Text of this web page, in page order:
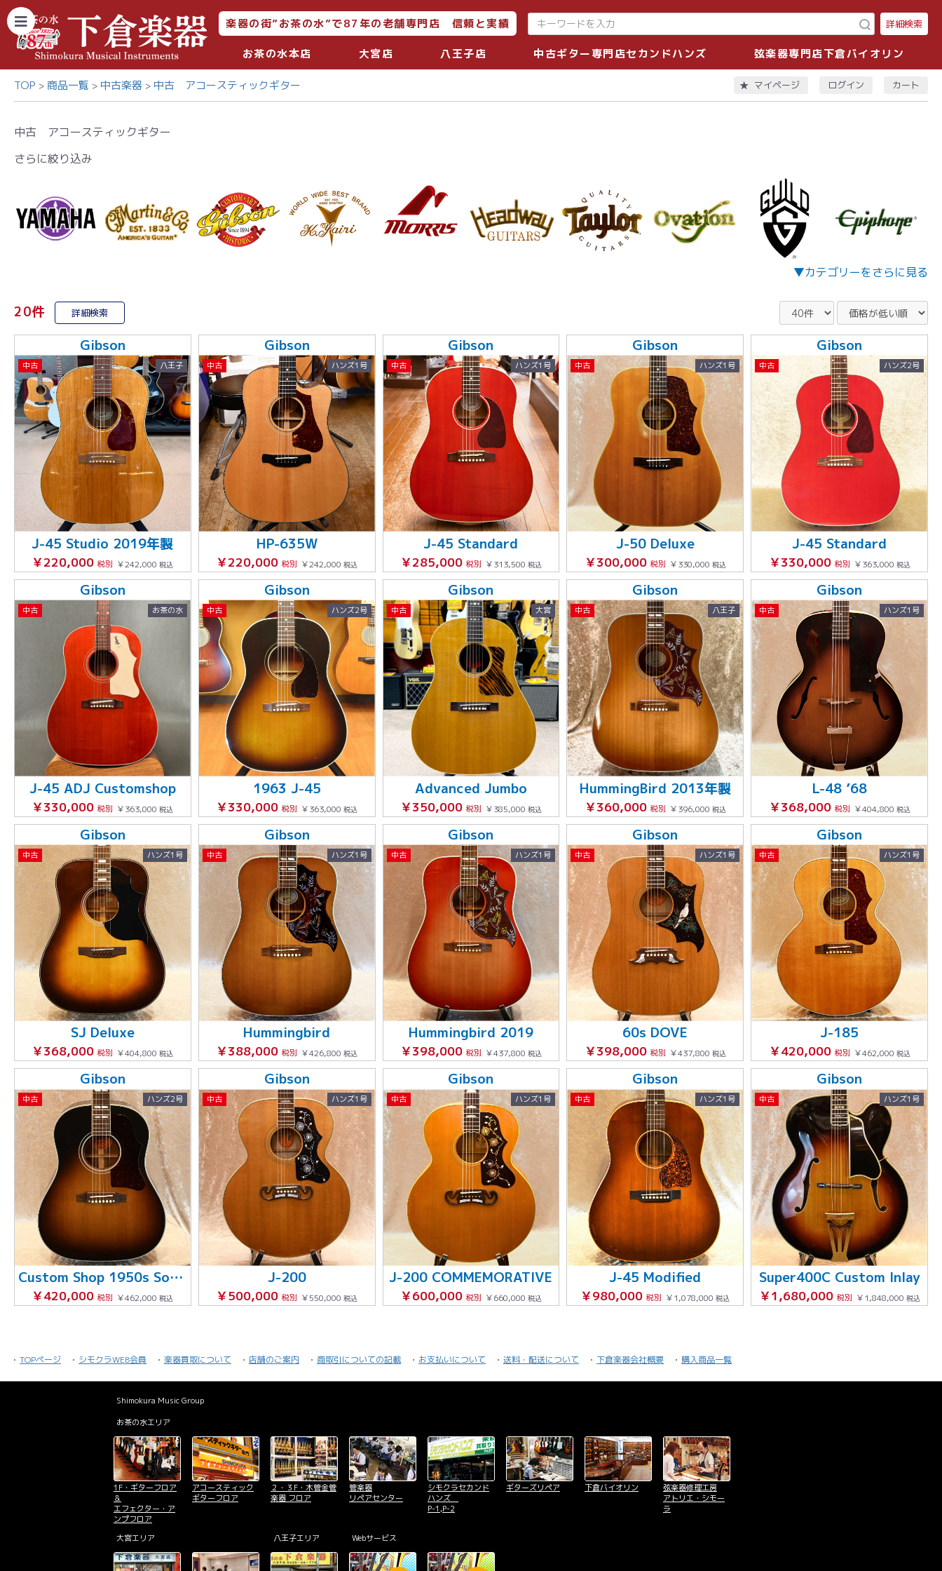
楽器の街”お茶の水”で87年の老舗専門店 信頼と実績 詳細検索
お茶の水本店 大宮店 八王子店 中古ギター専門店セカンドハンズ 弦楽器専門店下倉バイオリン
TOP 商品一覧 中古楽器 中古 アコースティックギター マイページ ログイン カート
中古 アコースティックギター
さらに絞り込み
その他
ピックギター １２弦ギター
▼カテゴリーをさらに見る
20件 詳細検索
Gibson
中古 八王子
J-45 Studio 2019年製
￥220,000税別 ￥242,000税込
Gibson
中古 ハンズ1号
HP-635W
￥220,000税別 ￥242,000税込
Gibson
中古 ハンズ1号
J-45 Standard
￥285,000 税別 ￥313,500 税込
Gibson
中古 ハンズ1号
J-50 Deluxe
￥300,000 税別 ￥330,000 税込
Gibson
中古 ハンズ2号
J-45 Standard
￥330,000 税別 ￥363,000 税込
Gibson
中古 お茶の水
J-45 ADJ Customshop
￥330,000税別 ￥363,000税込
Gibson
中古 ハンズ2号
1963 J-45
￥330,000税別 ￥363,000税込
Gibson
中古 大宮
Advanced Jumbo
￥350,000 税別 ￥385,000 税込
Gibson
中古 八王子
HummingBird 2013年製
￥360,000 税別 ￥396,000 税込
Gibson
中古 ハンズ1号
L-48 ’68
￥368,000 税別 ￥404,800 税込
Gibson
中古 ハンズ1号
SJ Deluxe
￥368,000税別 ￥404,800税込
Gibson
中古 ハンズ1号
Hummingbird
￥388,000税別 ￥426,800税込
Gibson
中古 ハンズ1号
Hummingbird 2019
￥398,000 税別 ￥437,800 税込
Gibson
中古 ハンズ1号
60s DOVE
￥398,000 税別 ￥437,800 税込
Gibson
中古 ハンズ1号
J-185
￥420,000 税別 ￥462,000 税込
Gibson
中古 ハンズ2号
Custom Shop 1950s Southern Jumbo
￥420,000税別 ￥462,000税込
Gibson
中古 ハンズ1号
J-200
￥500,000税別 ￥550,000税込
Gibson
中古 ハンズ1号
J-200 COMMEMORATIVE
￥600,000 税別 ￥660,000 税込
Gibson
中古 ハンズ1号
J-45 Modified
￥980,000税別 ￥1,078,000税込
Gibson
中古 ハンズ1号
Super400C Custom Inlay
￥1,680,000 税別 ￥1,848,000 税込
TOPページ シモクラWEB会員 楽器買取について 店舗のご案内 商取引についての記載 お支払いについて 送料・配送について 下倉楽器会社概要 購入商品一覧
Shimokura Music Group
お茶の水エリア
1F・ギターフロア
＆
エフェクター・ア
ンプフロア
アコースティック
ギターフロア
２・３F・木管金管
楽器 フロア
管楽器
リペアセンター
シモクラセカンド
ハンズ
P-1,P-2
ギターズリペア 下倉バイオリン
弦楽器修理工房
アトリエ・シモー
ラ
大宮エリア 八王子エリア Webサービス